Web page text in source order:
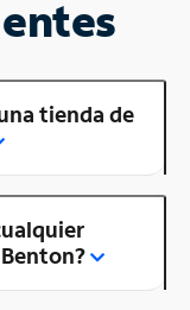
tienda de